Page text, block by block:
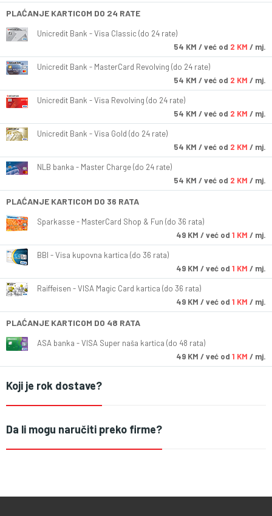
PLAĆANJE KARTICOM DO 24 RATE
Unicredit Bank - Visa Classic (do 24 rate)
54 KM / već od 2 KM / mj.
Unicredit Bank - MasterCard Revolving (do 24 rate)
54 KM / već od 2 KM / mj.
Unicredit Bank - Visa Revolving (do 24 rate)
54 KM / već od 2 KM / mj.
Unicredit Bank - Visa Gold (do 24 rate)
54 KM / već od 2 KM / mj.
NLB banka - Master Charge (do 24 rate)
54 KM / već od 2 KM / mj.
PLAĆANJE KARTICOM DO 36 RATA
Sparkasse - MasterCard Shop & Fun (do 36 rata)
49 KM / već od 1 KM / mj.
BBI - Visa kupovna kartica (do 36 rata)
49 KM / već od 1 KM / mj.
Raiffeisen - VISA Magic Card kartica (do 36 rata)
49 KM / već od 1 KM / mj.
PLAĆANJE KARTICOM DO 48 RATA
ASA banka - VISA Super naša kartica (do 48 rata)
49 KM / već od 1 KM / mj.
Koji je rok dostave?
Da li mogu naručiti preko firme?